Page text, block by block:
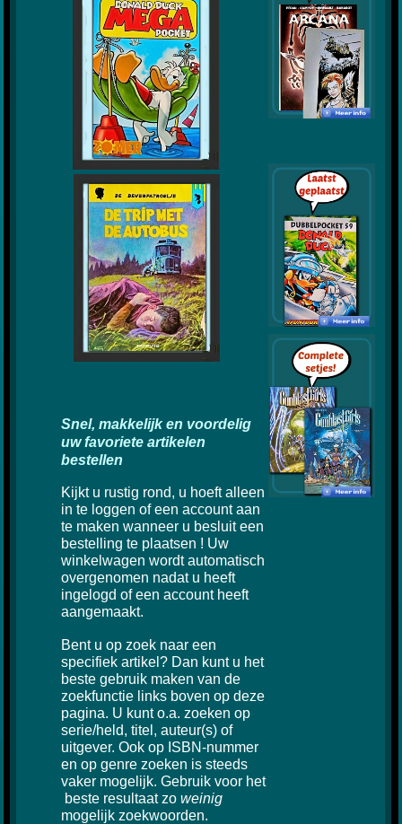
Snel, makkelijk en voordelig
uw favoriete artikelen
bestellen
Kijkt u rustig rond, u hoeft alleen
in te loggen of een account aan
te maken wanneer u besluit een
bestelling te plaatsen ! Uw
winkelwagen wordt automatisch
overgenomen nadat u heeft
ingelogd of een account heeft
aangemaakt.
Bent u op zoek naar een
specifiek artikel? Dan kunt u het
beste gebruik maken van de
zoekfunctie links boven op deze
pagina. U kunt o.a. zoeken op
serie/held, titel, auteur(s) of
uitgever. Ook op ISBN-nummer
en op genre zoeken is steeds
vaker mogelijk. Gebruik voor het
beste resultaat zoweinig
mogelijk zoekwoorden.